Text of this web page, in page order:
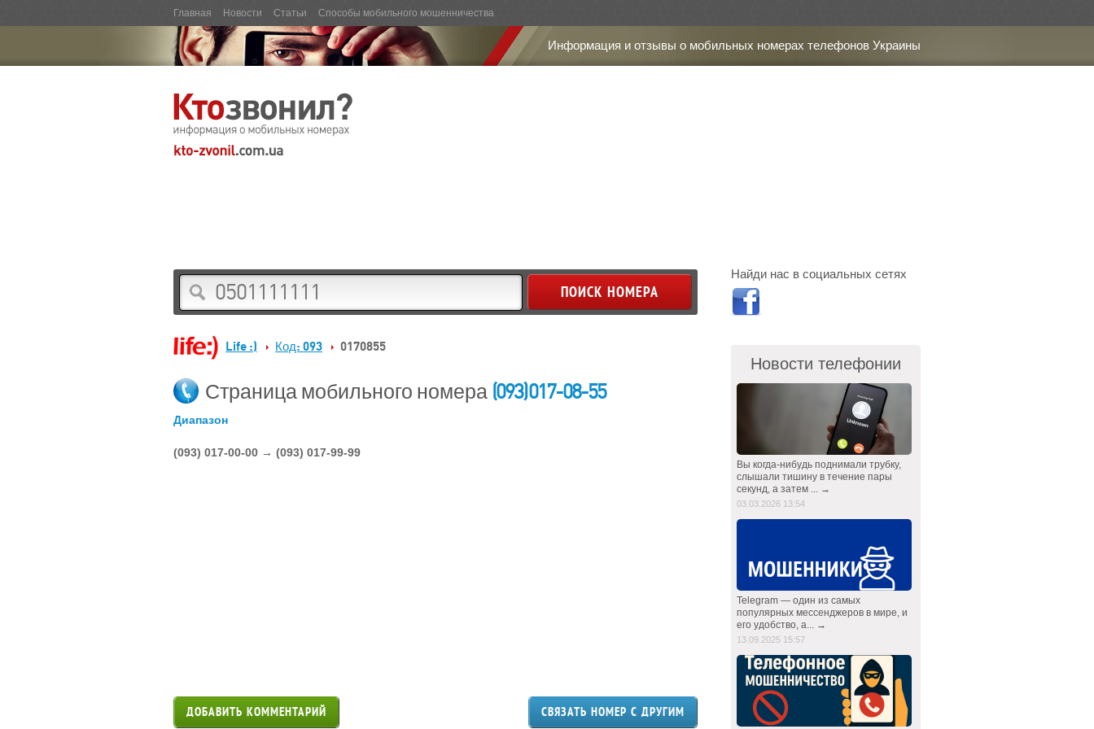
Главная Новости Статьи Способы мобильного мошенничества
Информация и отзывы о мобильных номерах телефонов Украины
Life :) Код: 093 0170855
Страница мобильного номера (093) 017-08-55
Диапазон
(093) 017-00-00 → (093) 017-99-99
ДОБАВИТЬ КОММЕНТАРИЙ СВЯЗАТЬ НОМЕР С ДРУГИМ
Найди нас в социальных сетях
Новости телефонии
Вы когда-нибудь поднимали трубку,
слышали тишину в течение пары
секунд, а затем ... →
03.03.2026 13:54
Telegram — один из самых
популярных мессенджеров в мире, и
его удобство, а... →
13.09.2025 15:57